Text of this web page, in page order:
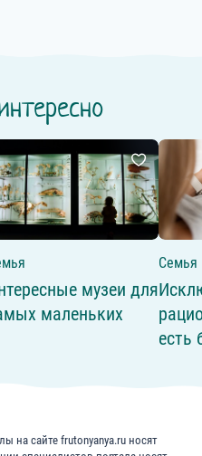
музеи для
маленьких
Семья
есть
на сайте frutonyanya.ru носят